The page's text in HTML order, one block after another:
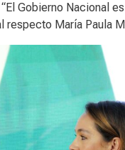
“El Gobierno Nacional
respecto María Paula